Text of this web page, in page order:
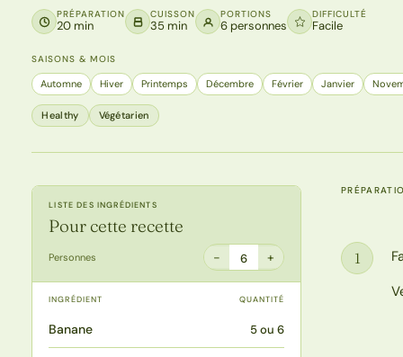
PRÉPARATION
20 min
CUISSON
35 min
PORTIONS
6 personnes
DIFFICULTÉ
Facile
SAISONS & MOIS
Automne Hiver Printemps Décembre Février Janvier
Healthy Végétarien
LISTE DES INGRÉDIENTS
Pour cette recette
Personnes − 6 +
INGRÉDIENT QUANTITÉ
Banane 5 ou 6
Étape
1